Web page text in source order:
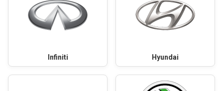
Infiniti Hyundai